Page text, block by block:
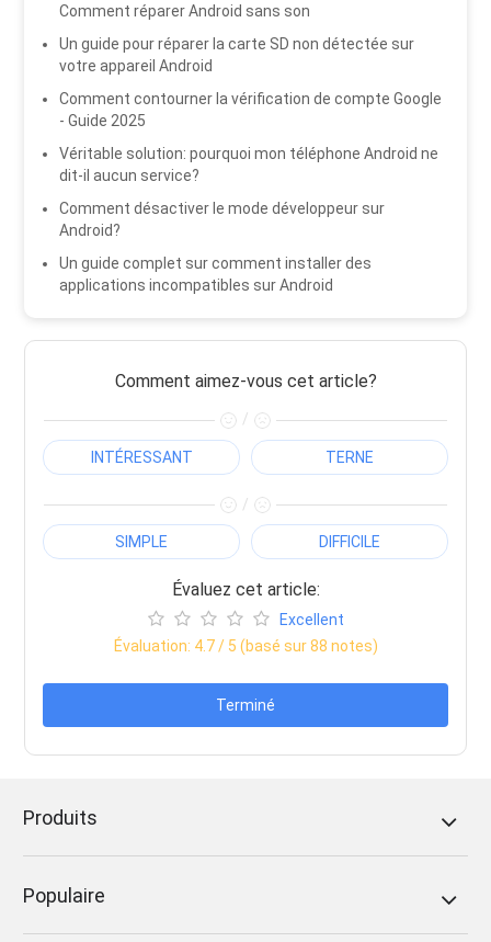
Comment réparer Android sans son
Un guide pour réparer la carte SD non détectée sur
votre appareil Android
Comment contourner la vérification de compte Google
- Guide 2025
Véritable solution: pourquoi mon téléphone Android ne
dit-il aucun service?
Comment désactiver le mode développeur sur
Android?
Un guide complet sur comment installer des
applications incompatibles sur Android
Comment aimez-vous cet article?
/
INTÉRESSANT TERNE
/
SIMPLE DIFFICILE
Évaluez cet article:
Excellent
Évaluation: 4.7/ 5 (basé sur88 notes)
Terminé
Produits
Populaire